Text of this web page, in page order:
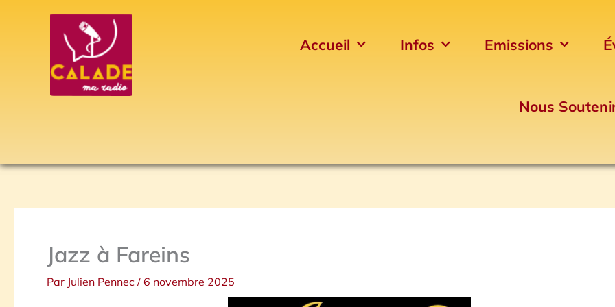
Accueil Infos Emissions
Nous
Jazz à Fareins
Par Julien Pennec / 6 novembre 2025